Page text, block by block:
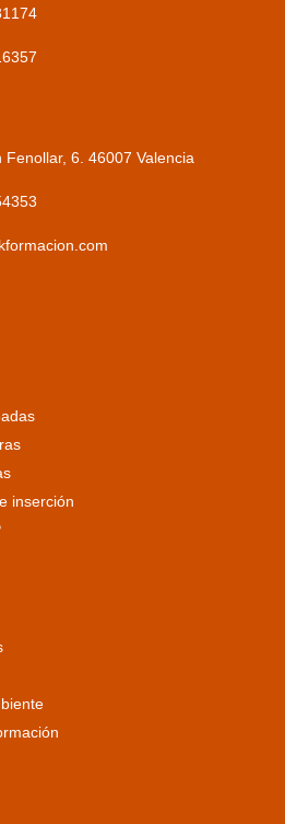
Fenollar, 6. 46007 Valencia
inserción